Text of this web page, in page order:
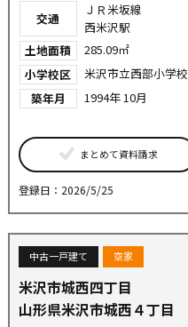
交通
ＪＲ米坂線
西米沢駅
土地面積 285.09㎡
小学校区
米沢市立西部小学校
築年月
1994年 10月
まとめて資料請求
登録日：2026/5/25
中古一戸建て 空家
米沢市城西四丁目
山形県米沢市城西４丁目